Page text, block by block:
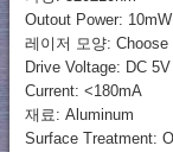
Outout Power: 10mW
레이저 모양:
Drive Voltage: DC 5V
Current: <180mA
재료: Aluminum
Surface Treatment: